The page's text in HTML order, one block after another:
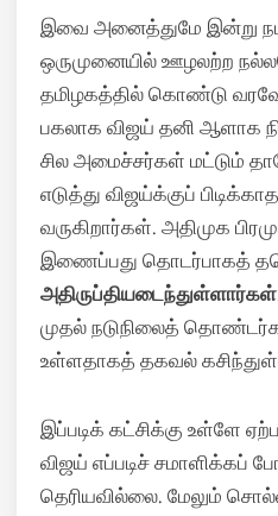
இவை அனைத்துமே இன்று
ஒருமுனையில் ஊழலற்ற
தமிழகத்தில் கொண்டு
பகலாக விஜய் தனி ஆளாக
சில அமைச்சர்கள் மட்டும்
எடுத்து விஜய்க்குப்
வருகிறார்கள். அதிமுக
இணைப்பது தொடர்பாகத்
அதிருப்தியடைந்துள்ளார்கள்
முதல் நடுநிலைத்
உள்ளதாகத் தகவல்
இப்படிக் கட்சிக்கு உள்ளே
விஜய் எப்படிச் சமாளிக்கப்
தெரியவில்லை. மேலும்